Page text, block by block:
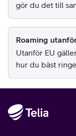
gör du det till
Roaming
Utanför EU
hur du bäst